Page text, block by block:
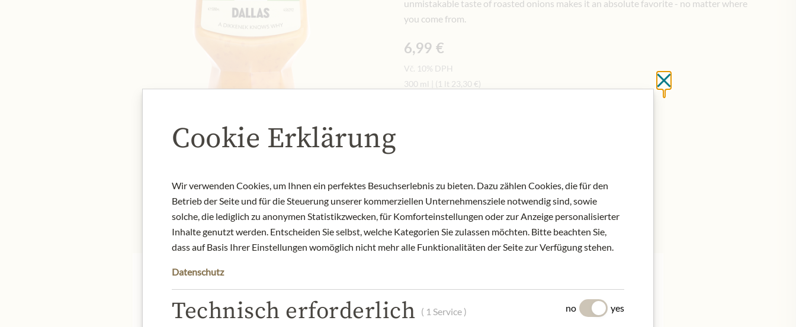
unmistakable taste of roasted onions makes it an absolute favorite - no matter where
you come from.
6,99 €
Vč. 10% DPH
300 ml
(1 lt 23,30 €) Close without saving
Cookie Erklärung
Wir verwenden Cookies, um Ihnen ein perfektes Besuchserlebnis zu bieten. Dazu zählen Cookies, die für den
Betrieb der Seite und für die Steuerung unserer kommerziellen Unternehmensziele notwendig sind, sowie
solche, die lediglich zu anonymen Statistikzwecken, für Komforteinstellungen oder zur Anzeige personalisierter
Inhalte genutzt werden. Entscheiden Sie selbst, welche Kategorien Sie zulassen möchten. Bitte beachten Sie,
dass auf Basis Ihrer Einstellungen womöglich nicht mehr alle Funktionalitäten der Seite zur Verfügung stehen.
Datenschutz
Technisch erforderlich ( 1 Service ) no yes